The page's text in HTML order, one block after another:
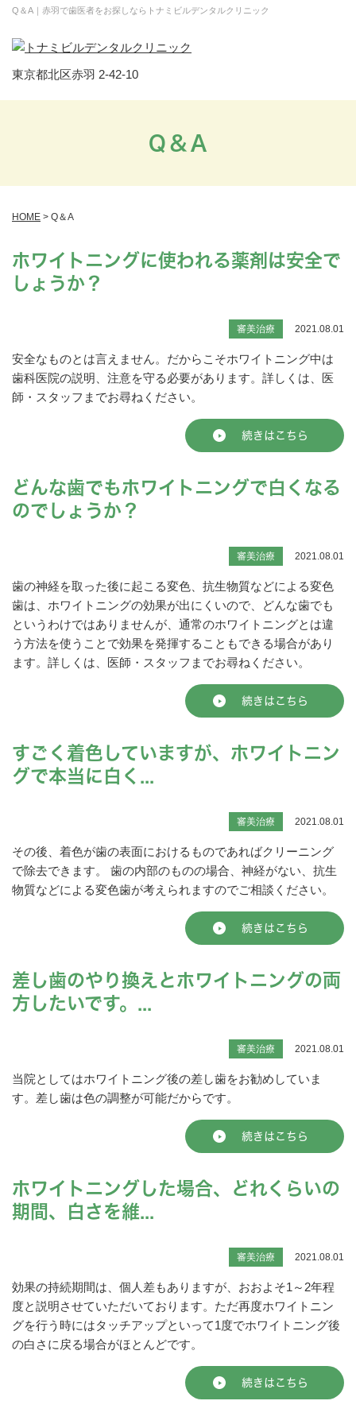
Q＆A｜赤羽で歯医者をお探しならトナミビルデンタルクリニック
東京都北区赤羽 2-42-10
Ｑ＆Ａ
HOME > Q＆A
ホワイトニングに使われる薬剤は安全で
しょうか？
審美治療 2021.08.01
安全なものとは言えません。だからこそホワイトニング中は
歯科医院の説明、注意を守る必要があります。詳しくは、医
師・スタッフまでお尋ねください。
続きはこちら
どんな歯でもホワイトニングで白くなる
のでしょうか？
審美治療 2021.08.01
歯の神経を取った後に起こる変色、抗生物質などによる変色
歯は、ホワイトニングの効果が出にくいので、どんな歯でも
というわけではありませんが、通常のホワイトニングとは違
う方法を使うことで効果を発揮することもできる場合があり
ます。詳しくは、医師・スタッフまでお尋ねください。
続きはこちら
すごく着色していますが、ホワイトニン
グで本当に白く...
審美治療 2021.08.01
その後、着色が歯の表面におけるものであればクリーニング
で除去できます。 歯の内部のものの場合、神経がない、抗生
物質などによる変色歯が考えられますのでご相談ください。
続きはこちら
差し歯のやり換えとホワイトニングの両
方したいです。...
審美治療 2021.08.01
当院としてはホワイトニング後の差し歯をお勧めしていま
す。差し歯は色の調整が可能だからです。
続きはこちら
ホワイトニングした場合、どれくらいの
期間、白さを維...
審美治療 2021.08.01
効果の持続期間は、個人差もありますが、おおよそ1～2年程
度と説明させていただいております。ただ再度ホワイトニン
グを行う時にはタッチアップといって1度でホワイトニング後
の白さに戻る場合がほとんどです。
続きはこちら